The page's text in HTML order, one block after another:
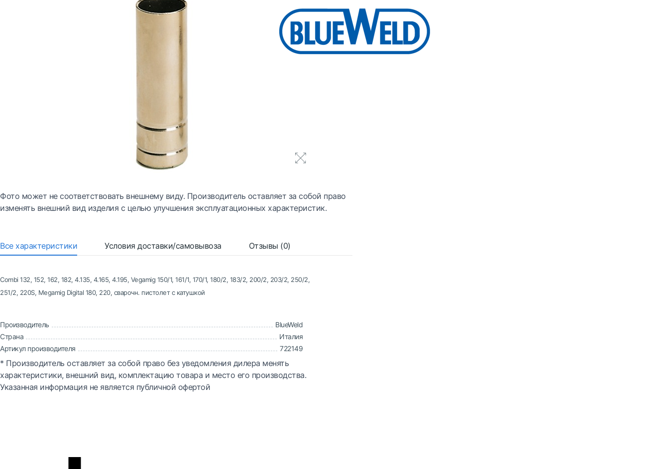
Фото может не соответствовать внешнему виду. Производитель оставляет за собой право
изменять внешний вид изделия с целью улучшения эксплуатационных характеристик.
Все характеристики Условия доставки/самовывоза Отзывы (0)
Combi 132, 152, 162, 182, 4.135, 4.165, 4.195, Vegamig 150/1, 161/1, 170/1, 180/2, 183/2, 200/2, 203/2, 250/2,
251/2, 220S, Megamig Digital 180, 220, сварочн. пистолет с катушкой
Производитель
BlueWeld
Страна
Италия
Артикул производителя
722149
* Производитель оставляет за собой право без уведомления дилера менять
характеристики, внешний вид, комплектацию товара и место его производства.
Указанная информация не является публичной офертой